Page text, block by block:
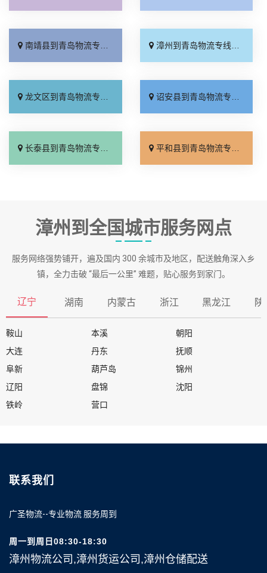
南靖县到青岛物流专线_上门提货「门到门接送」 漳州到青岛物流专线_专业可靠「怎么收费」
龙文区到青岛物流专线_要几天到「多久时间」 诏安县到青岛物流专线_零担配货「专业调车」
长泰县到青岛物流专线_送货上门「高速快运」 平和县到青岛物流专线_每日发车「诚信为先」
漳州到全国城市服务网点
服务网络强势铺开，遍及国内 300 余城市及地区，配送触角深入乡
镇，全力击破 “最后一公里” 难题，贴心服务到家门。
辽宁 湖南 内蒙古 浙江 黑龙江 陕
鞍山 本溪
朝阳
大连
丹东
抚顺
阜新
葫芦岛
锦州
辽阳
盘锦
沈阳
铁岭
营口
联系我们
广圣物流--专业物流 服务周到
周一到周日08:30-18:30
漳州物流公司,漳州货运公司,漳州仓储配送